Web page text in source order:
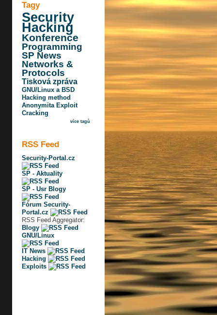
Tagy
Security
Hacking
Konference
Programming
SP News
Networks &
Protocols
Tisková zpráva
GNU/Linux a BSD
Hacking method
Anonymita Exploit
Cracking
více tagů
RSS Feed
Security-Portal.cz
SP - Aktuality
SP - Usr Blogy
Fórum Security-
Portal.cz
RSS Feed Aggregator:
Blogy
GNU/Linux
IT News
Hacking
Exploits